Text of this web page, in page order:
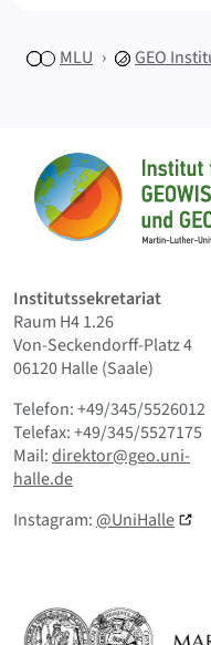
MLU GEO
Startseite
Institutssekretariat
Raum H4 1.26
Von-Seckendorff-Platz 4
06120 Halle (Saale)
Telefon: +49/345/5526012
Telefax: +49/345/5527175
Mail:direktor@geo.uni-
halle.de
Instagram:@UniHalle